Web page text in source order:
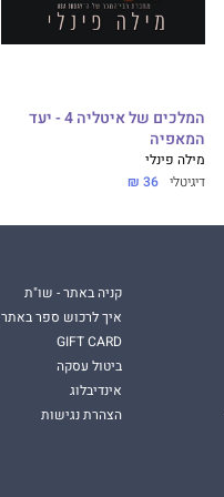
המלכים של איטליה 4 - יעד
המאפיה
מילה פינלי
דיגיטלי 36 ₪
קניה באתר - שו"ת
איך לרכוש ספר באתר
GIFT CARD
ביטול עסקה
אינדיבלוג
הצהרת נגישות